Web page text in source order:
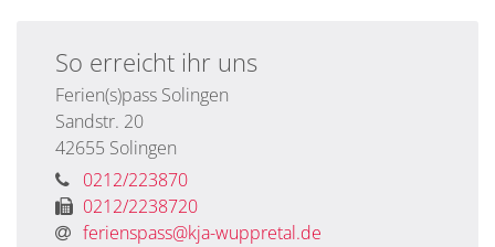
So erreicht ihr uns
Ferien(s)pass Solingen
Sandstr. 20
42655 Solingen
0212/223870
0212/2238720
ferienspass@kja-wuppretal.de